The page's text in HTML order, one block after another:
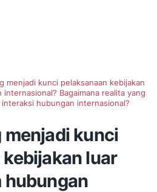
menjadi kunci pelaksanaan kebijakan
Bagaimana realita yang
hubungan internasional?
menjadi kunci
luar
hubungan